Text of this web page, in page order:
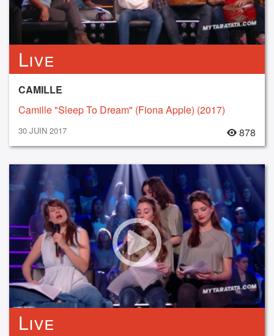
Live
CAMILLE
Camille "Sleep To Dream" (Fiona Apple) (2017)
30 JUIN 2017 878
Live